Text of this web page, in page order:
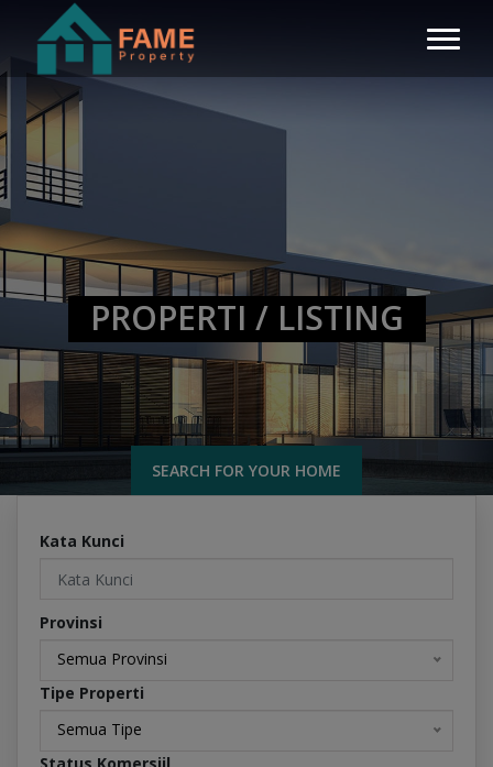
PROPERTI / LISTING
SEARCH FOR YOUR HOME
Kata Kunci
Provinsi
Semua Provinsi
Tipe Properti
Semua Tipe